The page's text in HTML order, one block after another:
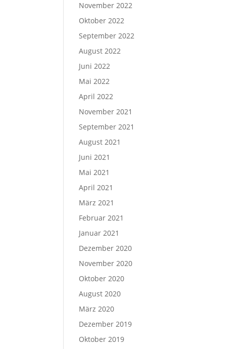
November 2022
Oktober 2022
September 2022
August 2022
Juni 2022
Mai 2022
April 2022
November 2021
September 2021
August 2021
Juni 2021
Mai 2021
April 2021
März 2021
Februar 2021
Januar 2021
Dezember 2020
November 2020
Oktober 2020
August 2020
März 2020
Dezember 2019
Oktober 2019